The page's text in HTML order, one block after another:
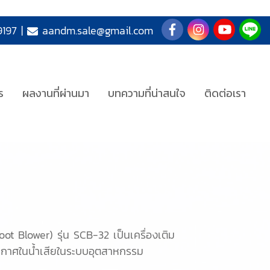
| aandm.sale@gmail.com
ผลงานที่ผ่านมา บทความที่น่าสนใจ ติดต่อเรา
Blower) รุ่น SCB-32 เป็นเครื่องเติม
ศในน้ำเสียในระบบอุตสาหกรรม